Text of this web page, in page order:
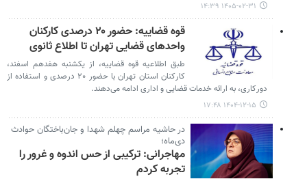
۱۴۰۵-۰۲-۳۱ ۱۴:۳۹
قوه قضاییه: حضور ۲۰ درصدی کارکنان
واحدهای قضایی تهران تا اطلاع ثانوی
طبق اطلاعیه قوه قضاییه، از یکشنبه هفدهم اسفند،
کارکنان استان تهران با حضور ۲۰ درصدی و استفاده از
دورکاری، به ارائه خدمات قضایی و اداری ادامه می‌دهند.
۱۴۰۴-۱۲-۱۵ ۱۷:۴۸
در حاشیه مراسم چهلم شهدا و جان‌باختگان حوادث
دی‌ماه؛
مهاجرانی: ترکیبی از حس اندوه و غرور را
تجربه کردم